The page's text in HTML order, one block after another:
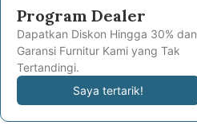
Program Dealer
Dapatkan Diskon Hingga 30% dan
Garansi Furnitur Kami yang Tak
Tertandingi.
Saya tertarik!